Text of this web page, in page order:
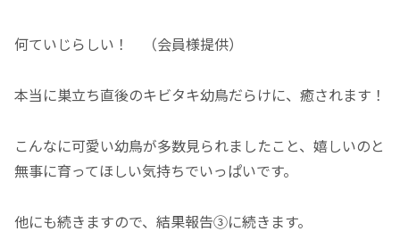
何ていじらしい！ （会員様提供）
本当に巣立ち直後のキビタキ幼鳥だらけに、癒されます！
こんなに可愛い幼鳥が多数見られましたこと、嬉しいのと
無事に育ってほしい気持ちでいっぱいです。
他にも続きますので、結果報告③に続きます。